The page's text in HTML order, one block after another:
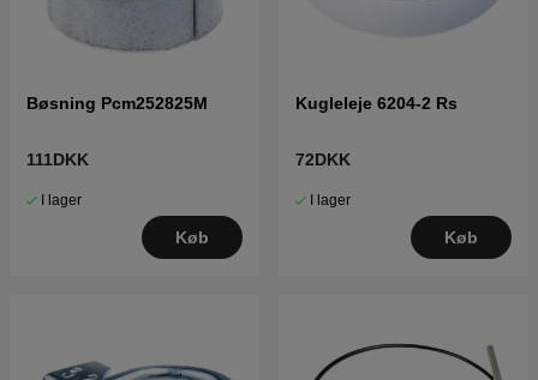
Bøsning Pcm252825M
111DKK
I lager
Køb
Kugleleje 6204-2 Rs
72DKK
I lager
Køb